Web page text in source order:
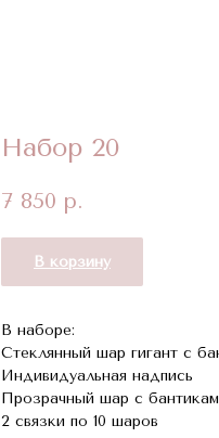
Набор 20
7 850 р.
В корзину
В наборе:
Стеклянный шар гигант с
Индивидуальная надпись
Прозрачный шар с
2 связки по 10 шаров